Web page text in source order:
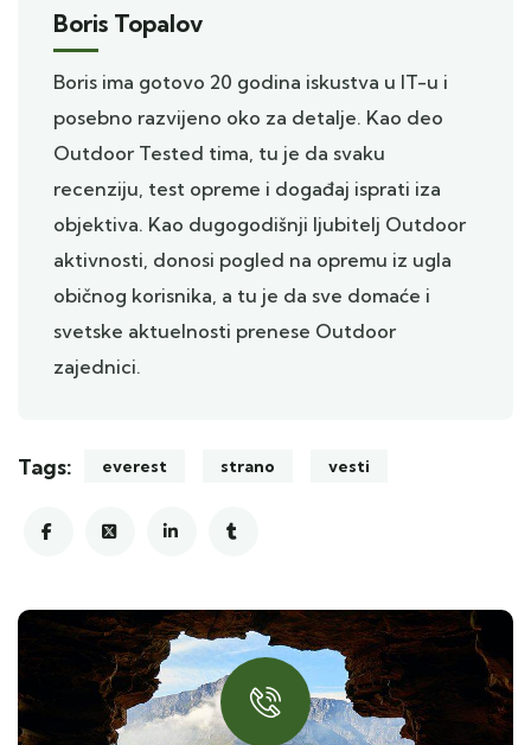
Boris Topalov
Boris ima gotovo 20 godina iskustva u IT-u i
posebno razvijeno oko za detalje. Kao deo
Outdoor Tested tima, tu je da svaku
recenziju, test opreme i događaj isprati iza
objektiva. Kao dugogodišnji ljubitelj Outdoor
aktivnosti, donosi pogled na opremu iz ugla
običnog korisnika, a tu je da sve domaće i
svetske aktuelnosti prenese Outdoor
zajednici.
Tags: everest strano vesti